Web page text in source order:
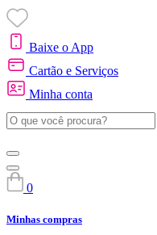
Baixe o App
Cartão e Serviços
Minha conta
0
Minhas compras